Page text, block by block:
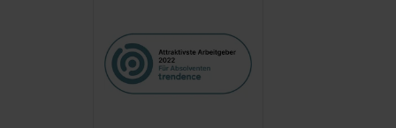
II). Du kannst die von dir erteilte Einwilligung jederzeit mit
Wirkung für die Zukunft ganz oder teilweise über unsere
Datenschutzerklärung unter dem Punkt „Datenschutz-